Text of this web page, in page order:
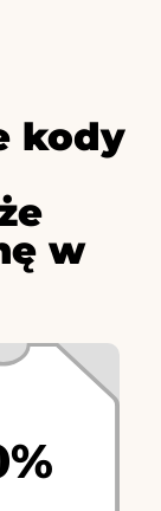
kody
w